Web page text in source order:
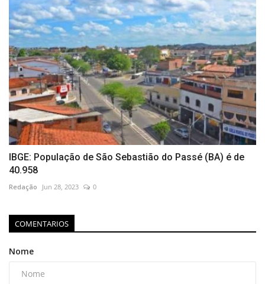
IBGE: População de São Sebastião do Passé (BA) é de
40.958
Redação Jun 28, 2023 0
COMENTARIOS
Nome